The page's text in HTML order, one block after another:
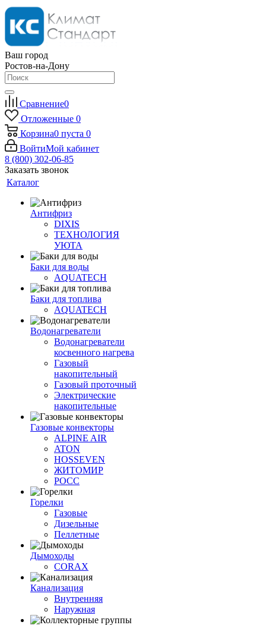
Ваш город
Ростов-на-Дону
Сравнение0
Отложенные 0
Корзина0 пуста 0
ВойтиМой кабинет
8 (800) 302-06-85
Заказать звонок
Каталог
Антифриз
DIXIS
ТЕХНОЛОГИЯ
УЮТА
Баки для воды
AQUATECH
Баки для топлива
AQUATECH
Водонагреватели
Водонагреватели
косвенного нагрева
Газовый
накопительный
Газовый проточный
Электрические
накопительные
Газовые конвекторы
ALPINE AIR
ATON
HOSSEVEN
ЖИТОМИР
РОСС
Горелки
Газовые
Дизельные
Пеллетные
Дымоходы
CORAX
Канализация
Внутренняя
Наружная